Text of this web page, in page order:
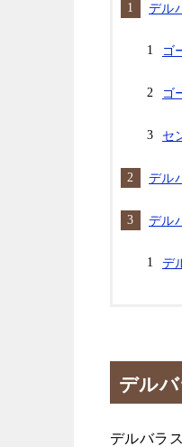
デル
ゴ
ゴ
セ
デル
デル
デ
デル
デルバラ